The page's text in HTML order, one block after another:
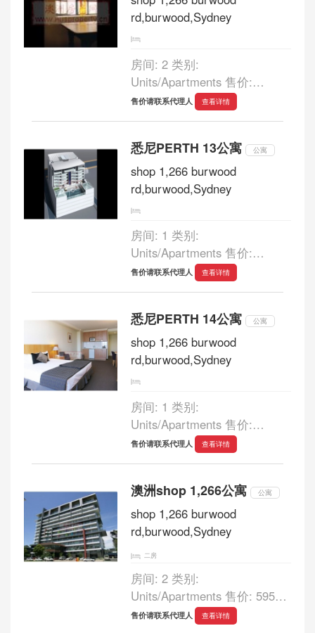
WD HO Wills 大樓，在
Milligan and Murray St...
rd,burwood,Sydney
房间: 2 类别:
Units/Apartments 售价:
925,000 浴室: 2 车库: 0 倉庫
式雅柏文 15/65 MILLIGAN
价: $925,000 兩房兩衛，位于3
層，倉庫式雅柏文，坐落在
WD HO Wills 大樓，在
Milligan and M...
售价请联系代理人 查看详情
悉尼PERTH 13公寓 公寓
shop 1,266 burwood
rd,burwood,Sydney
房间: 1 类别:
Units/Apartments 售价:
480,000 浴室: 1 车库: 0 豪華
的市區居住條件 25/313 HAY
价: $480,000 美麗的雅柏文，
坐落在5層, 居住面積78平方
米，連帶12平方米的陽臺。...
售价请联系代理人 查看详情
悉尼PERTH 14公寓 公寓
shop 1,266 burwood
rd,burwood,Sydney
房间: 1 类别:
Units/Apartments 售价:
265,000 - 280,000 浴室: 1 车
库: 0 高回報Apartment
PERTH $265,000-$280,000 售
价: $265,000 - 280,000 傢俱齊
全，安全的雅柏文，坐落在市
售价请联系代理人 查看详情
澳洲shop 1,266公寓 公寓
shop 1,266 burwood
rd,burwood,Sydney
二房
房间: 2 类别:
Units/Apartments 售价: 595，
000 浴室: 2 车库: - 72/220
售价请联系代理人 查看详情